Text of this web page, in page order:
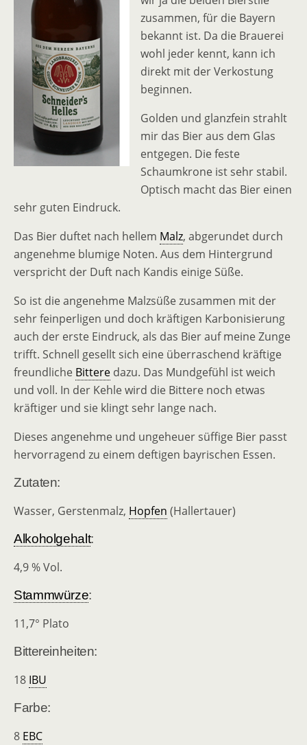
zusammen, für die Bayern
bekannt ist. Da die Brauerei
wohl jeder kennt, kann ich
direkt mit der Verkostung
beginnen.
Golden und glanzfein strahlt
mir das Bier aus dem Glas
entgegen. Die feste
Schaumkrone ist sehr stabil.
Optisch macht das Bier einen
sehr guten Eindruck.
Das Bier duftet nach hellem Malz, abgerundet durch
angenehme blumige Noten. Aus dem Hintergrund
verspricht der Duft nach Kandis einige Süße.
So ist die angenehme Malzsüße zusammen mit der
sehr feinperligen und doch kräftigen Karbonisierung
auch der erste Eindruck, als das Bier auf meine Zunge
trifft. Schnell gesellt sich eine überraschend kräftige
freundliche Bittere dazu. Das Mundgefühl ist weich
und voll. In der Kehle wird die Bittere noch etwas
kräftiger und sie klingt sehr lange nach.
Dieses angenehme und ungeheuer süffige Bier passt
hervorragend zu einem deftigen bayrischen Essen.
Zutaten:
Wasser, Gerstenmalz, Hopfen (Hallertauer)
Alkoholgehalt:
4,9 % Vol.
Stammwürze:
11,7° Plato
Bittereinheiten:
18 IBU
Farbe:
8 EBC